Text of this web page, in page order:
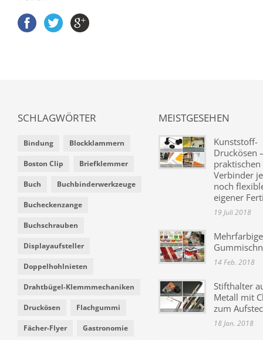
SCHLAGWÖRTER
Bindung Blockklammern
Boston Clip Briefklemmer
Buch Buchbinderwerkzeuge
Bucheckenzange
Buchschrauben
Displayaufsteller
Doppelhohlnieten
Drahtbügel-Klemmmechaniken
Druckösen Flachgummi
Fächer-Flyer Gastronomie
MEISTGESEHEN
Kunststoff-
Druckösen
praktischen
Verbinder
noch
eigener
19 Juli 2018
Mehrfarbige
14 Feb. 2018
Stifthalter
Metall mit
zum
18 Jan. 2018